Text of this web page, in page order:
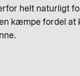
helt naturligt
kæmpe fordel at